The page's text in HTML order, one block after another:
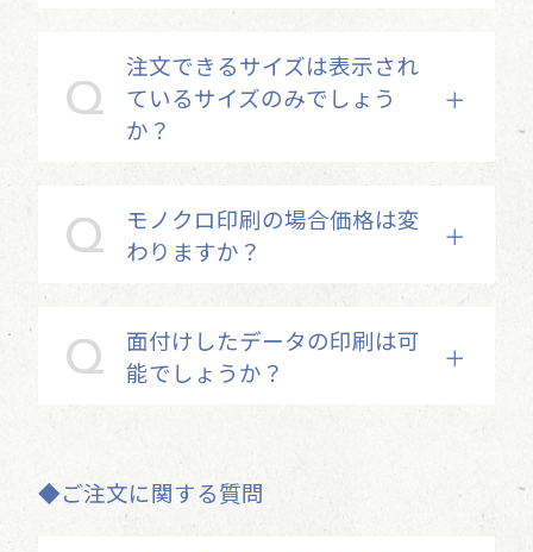
注文できるサイズは表示され
ているサイズのみでしょう
か？
モノクロ印刷の場合価格は変
わりますか？
面付けしたデータの印刷は可
能でしょうか？
◆ご注文に関する質問